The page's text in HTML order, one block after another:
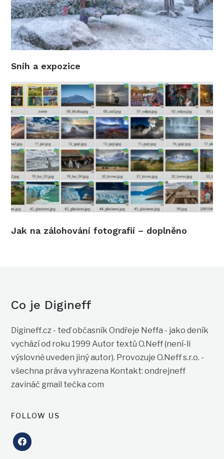
Sníh a expozice
Jak na zálohování fotografií – doplněno
Co je Digineff
Digineff.cz - teď občasník Ondřeje Neffa - jako deník
vychází od roku 1999 Autor textů O.Neff (není-li
výslovně uveden jiný autor). Provozuje O.Neff s.r.o. -
všechna práva vyhrazena Kontakt: ondrejneff
zavináč gmail tečka com
FOLLOW US
facebook